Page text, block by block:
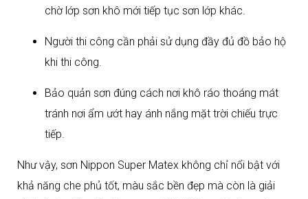
chờ lớp sơn khô mới tiếp tục sơn lớp khác.
Người thi công cần phải sử dụng đầy đủ đồ bảo hộ
khi thi công.
Bảo quản sơn đúng cách nơi khô ráo thoáng mát
tránh nơi ẩm ướt hay ánh nắng mặt trời chiếu trực
tiếp.
Như vậy, sơn Nippon Super Matex không chỉ nổi bật với
khả năng che phủ tốt, màu sắc bền đẹp mà còn là giải